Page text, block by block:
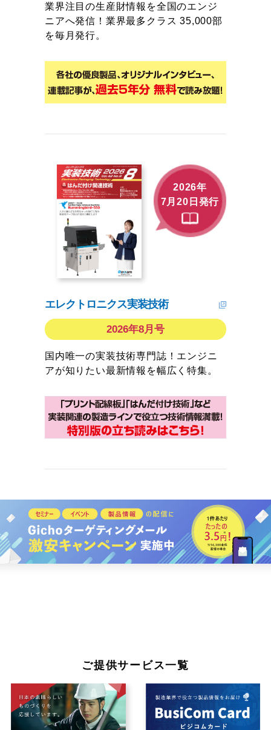
業界注目の生産財情報を全国のエンジ
ニアへ発信！業界最多クラス 35,000部
を毎月発行。
2026年
7月20日発行
エレクトロニクス実装技術
2026年8月号
国内唯一の実装技術専門誌！エンジニ
アが知りたい最新情報を幅広く特集。
ご提供サービス一覧